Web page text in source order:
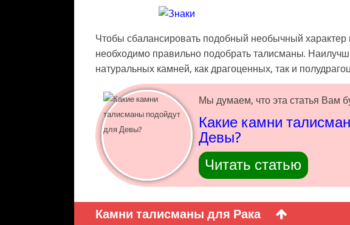
Чтобы сбалансировать подобный необычный характер
необходимо правильно подобрать талисманы.
натуральных камней, как драгоценных, так и
Мы думаем, что эта статья Вам
Какие камни
Девы?
Читать статью
Камни талисманы для Рака